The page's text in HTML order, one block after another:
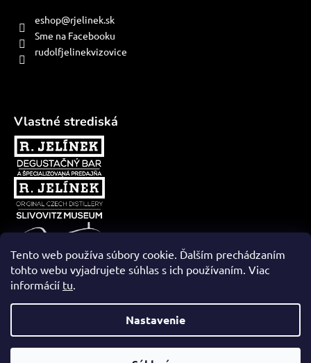
Tento web používa súbory cookie. Ďalším prechádzaním
tohto webu vyjadrujete súhlas s ich používaním. Viac
informácií tu.
Nastavenie
eshop@rjelinek.sk
Sme na Facebooku
rudolfjelinekvizovice
Vlastné strediská